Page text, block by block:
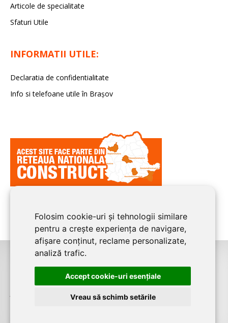
Folosim cookie-uri și tehnologii similare
pentru a crește experiența de navigare,
afișare conținut, reclame personalizate,
analiză trafic.
Accept cookie-uri esenţiale
Vreau să schimb setările
Articole de specialitate
Sfaturi Utile
INFORMATII UTILE:
Declaratia de confidentialitate
Info si telefoane utile în Braşov
pentru firme. Proiect digital dezvoltat deLIVE COMMUNICATIONS SRL
J12/4191/2006, RO19492087, Cap.Soc. 5000 LEI